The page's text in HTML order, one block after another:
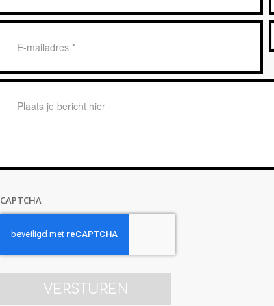
mailadres
CAPTCHA